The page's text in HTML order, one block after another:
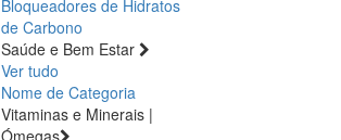
Bloqueadores de Hidratos
de Carbono
Saúde e Bem Estar
Ver tudo
Nome de Categoria
Vitaminas e Minerais |
Ómegas